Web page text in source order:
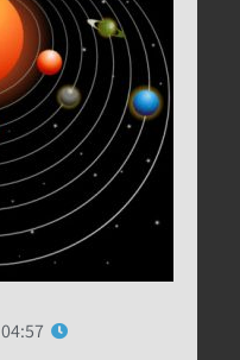
04:57